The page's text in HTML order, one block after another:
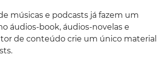
músicas e podcasts já fazem um
áudios-book, áudios-novelas e
de conteúdo crie um único material